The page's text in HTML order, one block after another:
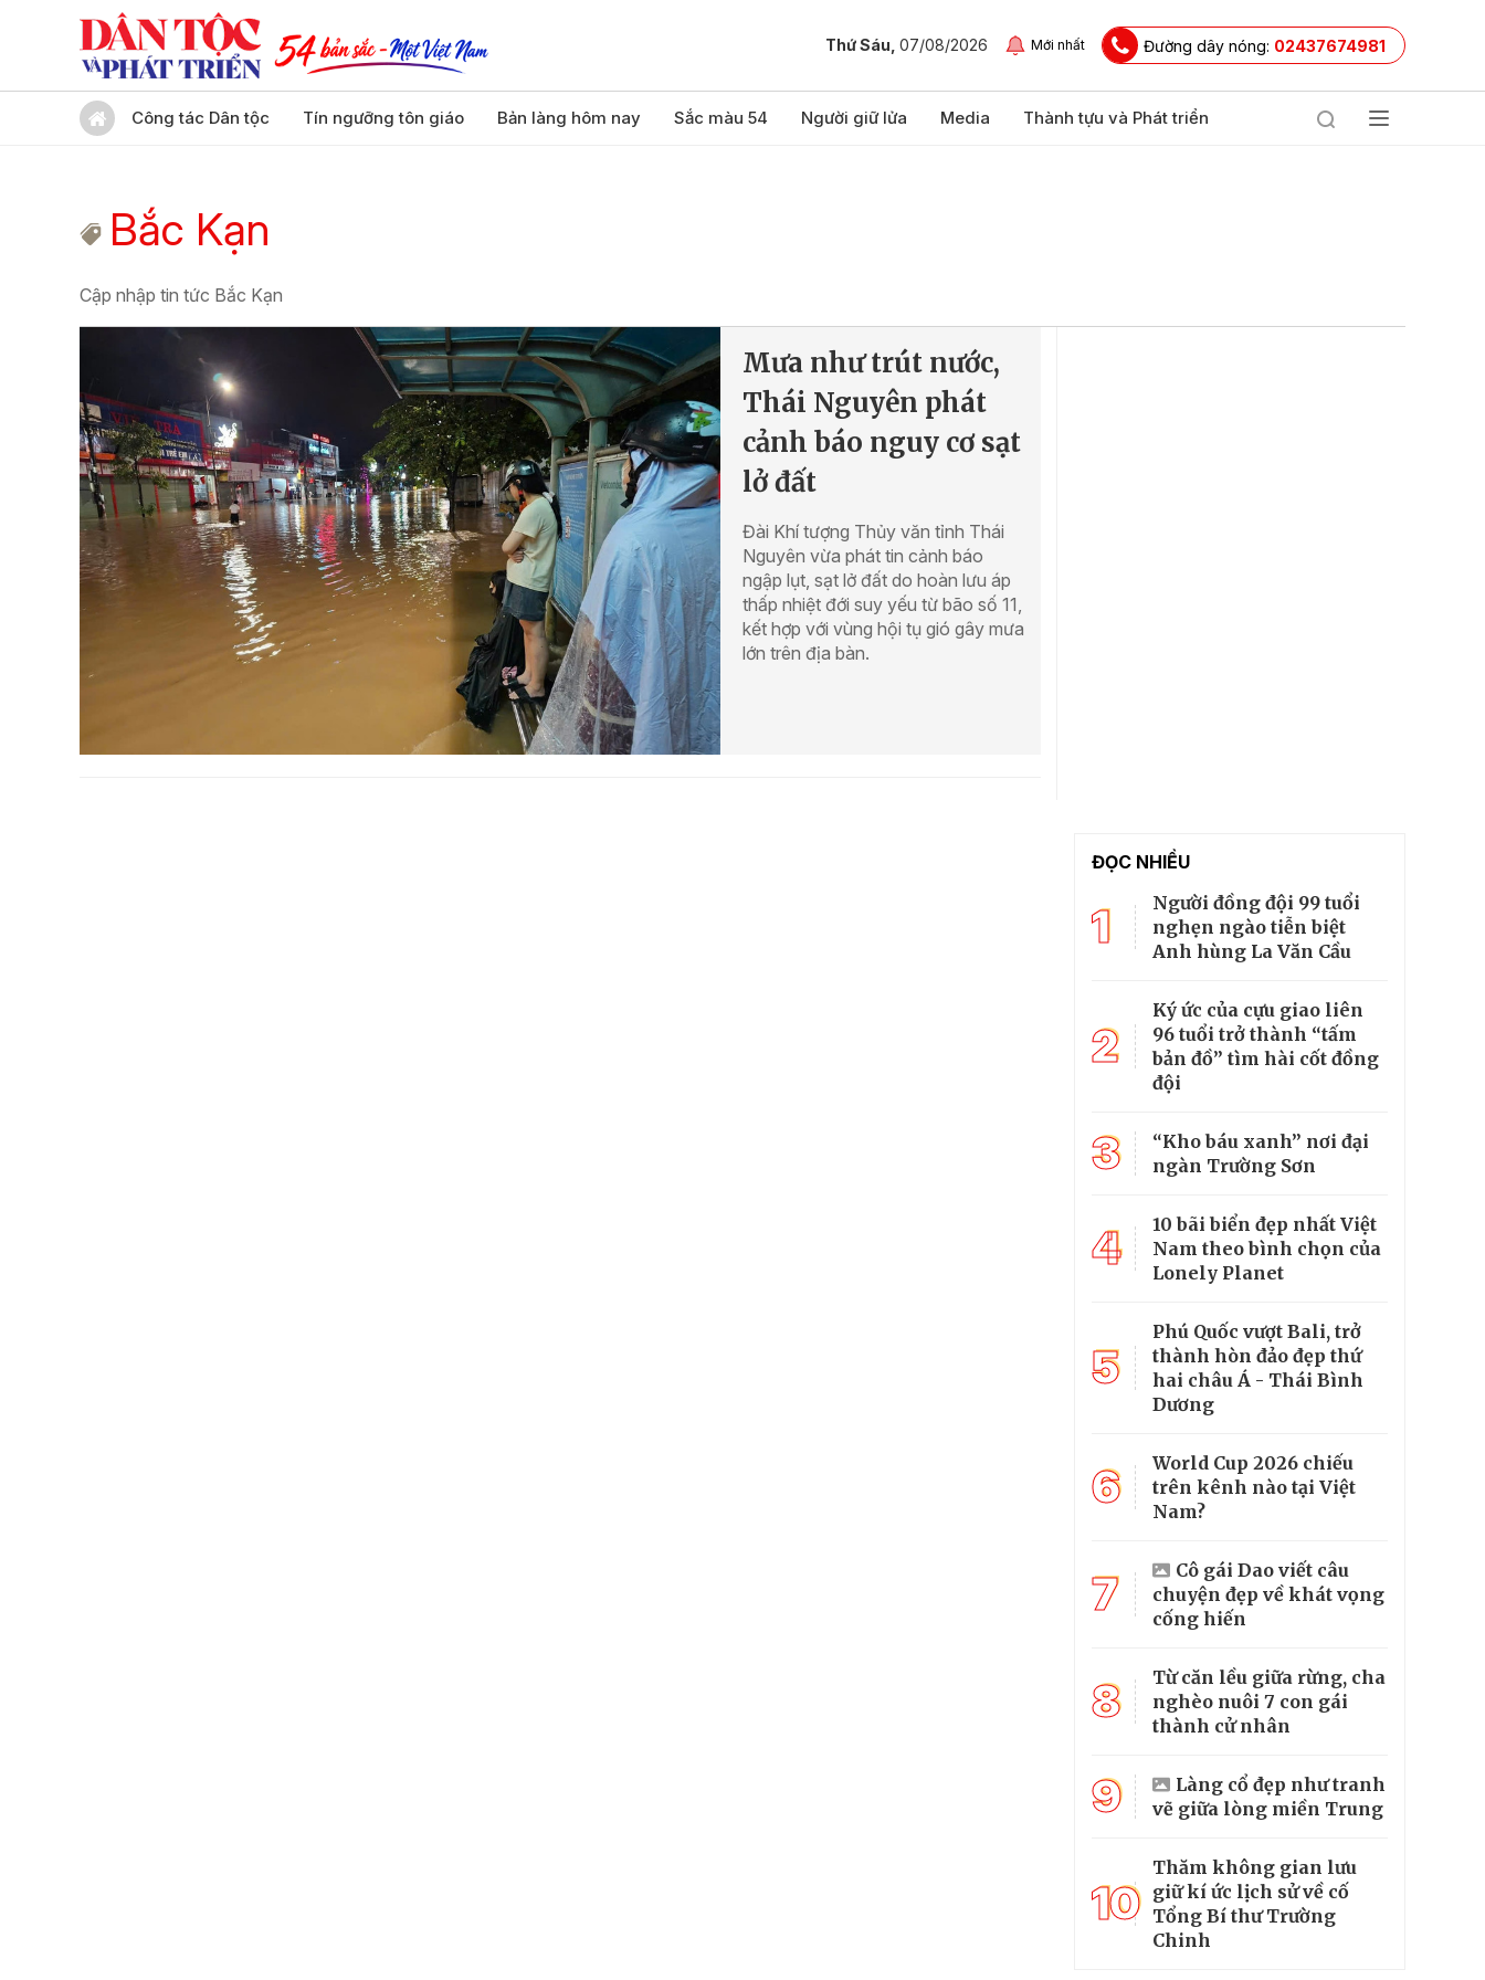
Thứ Sáu, 07/08/2026 Mới nhất Đường dây nóng: 02437674981
Công tác Dân tộc Tín ngưỡng tôn giáo Bản làng hôm nay Sắc màu 54 Người giữ lửa Media Thành tựu và Phát triển
Bắc Kạn
Cập nhập tin tức Bắc Kạn
Mưa như trút nước,
Thái Nguyên phát
cảnh báo nguy cơ sạt
lở đất
Đài Khí tượng Thủy văn tỉnh Thái
Nguyên vừa phát tin cảnh báo
ngập lụt, sạt lở đất do hoàn lưu áp
thấp nhiệt đới suy yếu từ bão số 11,
kết hợp với vùng hội tụ gió gây mưa
lớn trên địa bàn.
ĐỌC NHIỀU
1
Người đồng đội 99 tuổi
nghẹn ngào tiễn biệt
Anh hùng La Văn Cầu
2
Ký ức của cựu giao liên
96 tuổi trở thành “tấm
bản đồ” tìm hài cốt đồng
đội
3
“Kho báu xanh” nơi đại
ngàn Trường Sơn
4
10 bãi biển đẹp nhất Việt
Nam theo bình chọn của
Lonely Planet
5
Phú Quốc vượt Bali, trở
thành hòn đảo đẹp thứ
hai châu Á - Thái Bình
Dương
6
World Cup 2026 chiếu
trên kênh nào tại Việt
Nam?
7
Cô gái Dao viết câu
chuyện đẹp về khát vọng
cống hiến
8
Từ căn lều giữa rừng, cha
nghèo nuôi 7 con gái
thành cử nhân
9
Làng cổ đẹp như tranh
vẽ giữa lòng miền Trung
10
Thăm không gian lưu
giữ kí ức lịch sử về cố
Tổng Bí thư Trường
Chinh